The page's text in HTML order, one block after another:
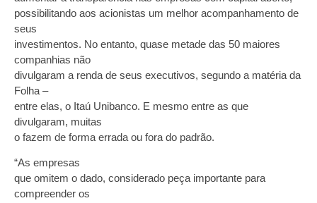
possibilitando aos acionistas um melhor acompanhamento de
seus
investimentos. No entanto, quase metade das 50 maiores
companhias não
divulgaram a renda de seus executivos, segundo a matéria da
Folha –
entre elas, o Itaú Unibanco. E mesmo entre as que
divulgaram, muitas
o fazem de forma errada ou fora do padrão.
“As empresas
que omitem o dado, considerado peça importante para
compreender os